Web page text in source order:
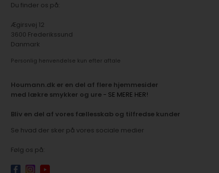
Du finder os på:
Ægirsvej 12
3600 Frederikssund
Danmark
Personlig henvendelse kun efter aftale
Houmann.dk er en del af flere hjemmesider
med lækre smykker og ure - SE MERE HER!
Bliv en del af vores fællesskab og tilfredse kunder
Se hvad der sker på vores sociale medier
Følg os på: